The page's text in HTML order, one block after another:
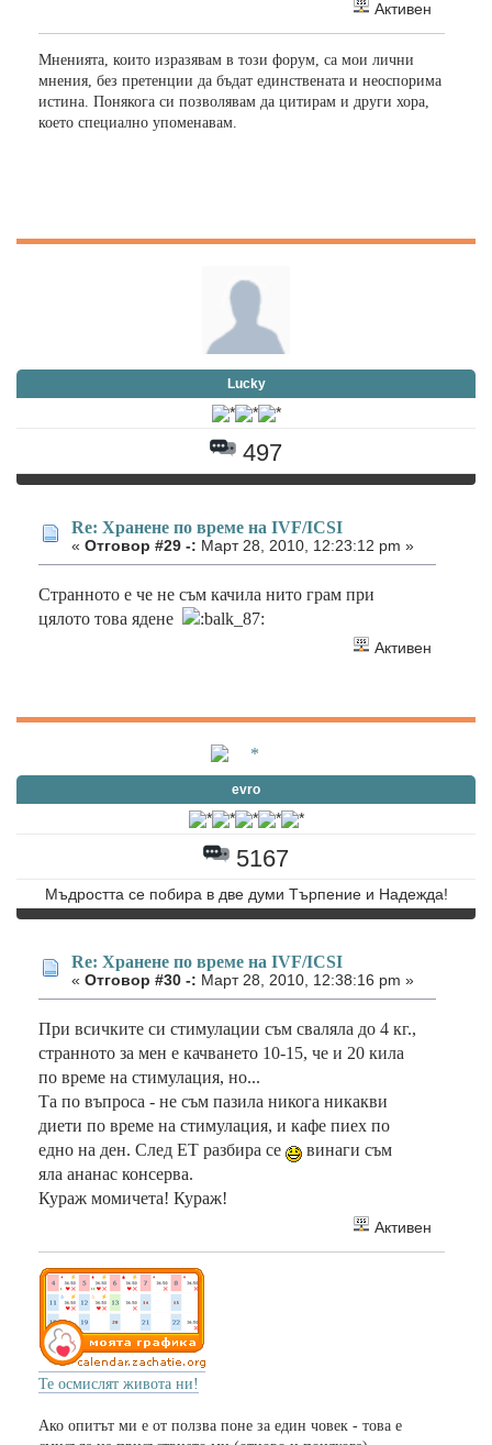
Активен
Мненията, които изразявам в този форум, са мои лични
мнения, без претенции да бъдат единствената и неоспорима
истина. Понякога си позволявам да цитирам и други хора,
което специално упоменавам.
Lucky
497
Re: Хранене по време на IVF/ICSI
« Отговор #29 -: Март 28, 2010, 12:23:12 pm »
Странното е че не съм качила нито грам при
цялото това ядене
Активен
evro
5167
Мъдростта се побира в две думи Търпение и Надежда!
Re: Хранене по време на IVF/ICSI
« Отговор #30 -: Март 28, 2010, 12:38:16 pm »
При всичките си стимулации съм сваляла до 4 кг.,
странното за мен е качването 10-15, че и 20 кила
по време на стимулация, но...
Та по въпроса - не съм пазила никога никакви
диети по време на стимулация, и кафе пиех по
едно на ден. След ЕТ разбира се
винаги съм
яла ананас консерва.
Кураж момичета! Кураж!
Активен
Те осмислят живота ни!
Ако опитът ми е от ползва поне за един човек - това е